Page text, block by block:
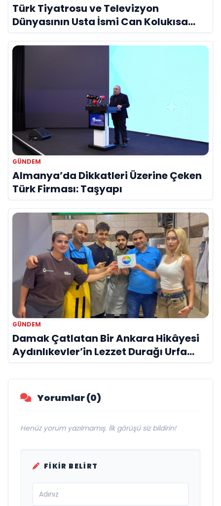
Türk Tiyatrosu ve Televizyon
Dünyasının Usta İsmi Can Kolukısa
Hayatını Kaybetti
GÜNDEM
Almanya’da Dikkatleri Üzerine Çeken
Türk Firması: Taşyapı
GÜNDEM
Damak Çatlatan Bir Ankara Hikâyesi
Aydınlıkevler’in Lezzet Durağı Urfa
Damak
Yorumlar (0)
Henüz yorum yazılmamış. İlk görüşü siz bildirin!
FIKIR BELIRT